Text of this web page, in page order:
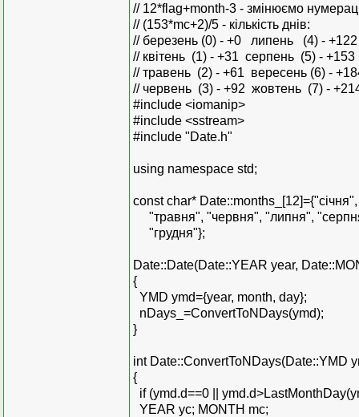
// 12*flag+month-3 - змiнюємо
// (153*mc+2)/5 - кiлькiсть днiв:
// березень (0) - +0 липень (4) -
// квiтень (1) - +31 серпень (5) -
// травень (2) - +61 вересень (6) -
// червень (3) - +92 жовтень (7) -
#include <iomanip>
#include <sstream>
#include "Date.h"
using namespace std;
const char*
"травня", "червня", "липня",
"грудня"};
Date::Date(Date::YEAR year,
{
YMD ymd={year, month, day};
nDays_=ConvertToNDays(ymd);
}
int Date::ConvertToNDays(Date::YMD
{
if (ymd.d==0 ||
YEAR yc; MONTH mc;